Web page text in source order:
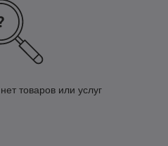
товаров или услуг